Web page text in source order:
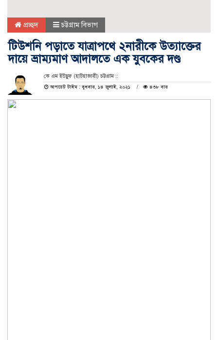
প্রচ্ছদ চট্টগ্রাম বিভাগ
টিউশনি পড়াতে যাত্রাপথে ২নারীকে উত্যাক্তের
দায়ে ভ্রাম্যমাণ আদালতে এক যুবকের দণ্ড
কে এম ইউছুফ (হাটহাজারী) চট্টগ্রাম ::
আপডেট টাইম : বুধবার, ১৪ জুলাই, ২০২১
৪৩৮ বার